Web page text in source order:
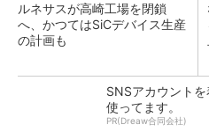
ルネサスが高崎工場を閉鎖
へ、かつてはSiCデバイス生産
の計画も
SNSアカウント
使ってます。
PR(Dreaw合同会社)